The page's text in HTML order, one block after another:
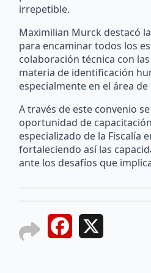
irrepetible.
Maximilian Murck destacó
para encaminar todos los
colaboración técnica con
materia de identificación
especialmente en el área
A través de este convenio
oportunidad de
especializado de la Fiscalía
fortaleciendo así las
ante los desafíos que
Facebook